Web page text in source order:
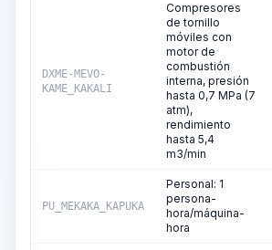
DXME-MEVO-
KAME_KAKALI
Compresores
de tornillo
móviles con
motor de
combustión
interna, presión
hasta 0,7 MPa (7
atm),
rendimiento
hasta 5,4
m3/min
PU_MEKAKA_KAPUKA
Personal: 1
persona-
hora/máquina-
hora